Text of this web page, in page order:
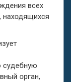
всех
находящихся
судебную
орган,